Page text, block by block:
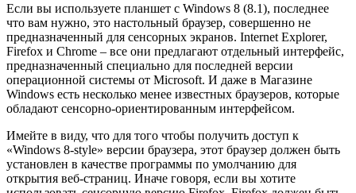
Если вы используете планшет с Windows 8 (8.1), последнее
что вам нужно, это настольный браузер, совершенно не
предназначенный для сенсорных экранов. Internet Explorer,
Firefox и Chrome – все они предлагают отдельный интерфейс,
предназначенный специально для последней версии
операционной системы от Microsoft. И даже в Магазине
Windows есть несколько менее известных браузеров, которые
обладают сенсорно-ориентированным интерфейсом.
Имейте в виду, что для того чтобы получить доступ к
«Windows 8-style» версии браузера, этот браузер должен быть
установлен в качестве программы по умолчанию для
открытия веб-страниц. Иначе говоря, если вы хотите